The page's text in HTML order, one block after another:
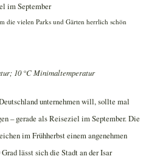
die vielen Parks und Gärten herrlich schön
10 °C Minimaltemperatur
unternehmen will, sollte mal
– gerade als Reiseziel im September. Die
im Frühherbst einem angenehmen
lässt sich die Stadt an der Isar